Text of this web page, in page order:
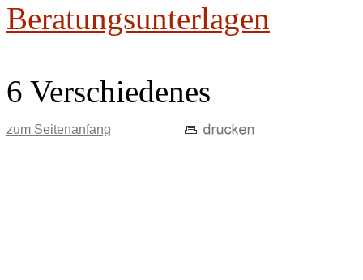
Beratungsunterlagen
6 Verschiedenes
zum Seitenanfang